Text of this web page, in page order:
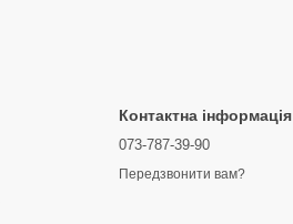
Контактна інформація
073-787-39-90
Передзвонити вам?